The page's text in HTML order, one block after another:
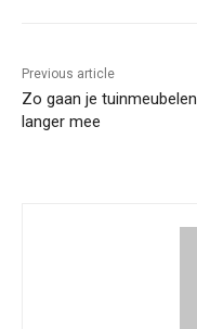
Previous article
Zo gaan je tuinmeubelen
langer mee